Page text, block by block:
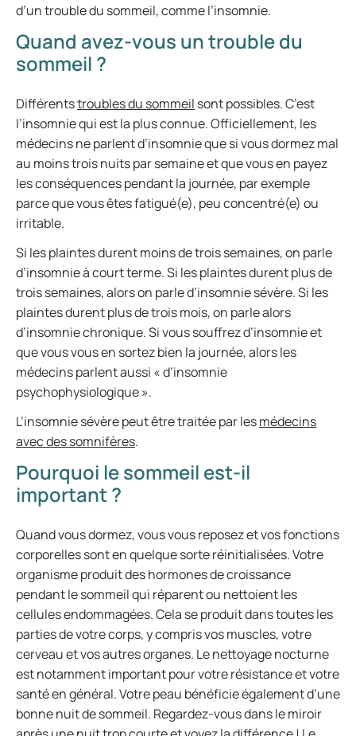
d’un trouble du sommeil, comme l’insomnie.
Quand avez-vous un trouble du
sommeil ?
Différentstroubles du sommeil sont possibles. C’est
l’insomnie qui est la plus connue. Officiellement, les
médecins ne parlent d’insomnie que si vous dormez mal
au moins trois nuits par semaine et que vous en payez
les conséquences pendant la journée, par exemple
parce que vous êtes fatigué(e), peu concentré(e) ou
irritable.
Si les plaintes durent moins de trois semaines, on parle
d’insomnie à court terme. Si les plaintes durent plus de
trois semaines, alors on parle d’insomnie sévère. Si les
plaintes durent plus de trois mois, on parle alors
d’insomnie chronique. Si vous souffrez d’insomnie et
que vous vous en sortez bien la journée, alors les
médecins parlent aussi « d’insomnie
psychophysiologique ».
L’insomnie sévère peut être traitée par lesmédecins
avec des somnifères.
Pourquoi le sommeil est-il
important ?
Quand vous dormez, vous vous reposez et vos fonctions
corporelles sont en quelque sorte réinitialisées. Votre
organisme produit des hormones de croissance
pendant le sommeil qui réparent ou nettoient les
cellules endommagées. Cela se produit dans toutes les
parties de votre corps, y compris vos muscles, votre
cerveau et vos autres organes. Le nettoyage nocturne
est notamment important pour votre résistance et votre
santé en général. Votre peau bénéficie également d’une
bonne nuit de sommeil. Regardez-vous dans le miroir